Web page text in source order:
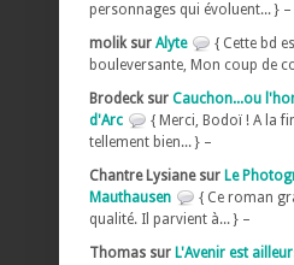
personnages qui évoluent... } –
molik sur Alyte
{ Cette bd
bouleversante, Mon coup de
Brodeck sur Cauchon...ou
d'Arc
{ Merci, Bodoï ! A la
tellement bien... } –
Chantre Lysiane sur Le
Mauthausen
{ Ce roman
qualité. Il parvient à... } –
Thomas sur L'Avenir est